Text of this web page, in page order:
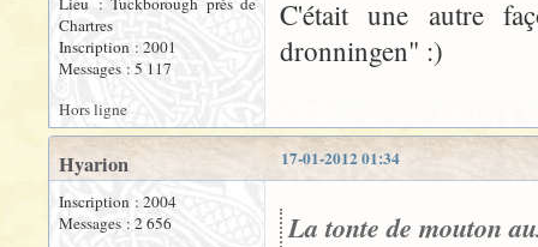
Chartres
Inscription : 2001
Messages : 5 117
C'était une autre
dronningen" :)
Hors ligne
17-01-2012 01:34
Hyarion
Inscription : 2004
Messages : 2 656
La tonte de mouton